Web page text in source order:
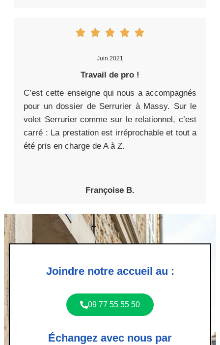
Juin 2021
Travail de pro !
C’est cette enseigne qui nous a accompagnés
pour un dossier de Serrurier à Massy. Sur le
volet Serrurier comme sur le relationnel, c’est
carré : La prestation est irréprochable et tout a
été pris en charge de A à Z.
Françoise B.
Joindre notre accueil au :
09 77 55 55 50
Échangez avec nous par